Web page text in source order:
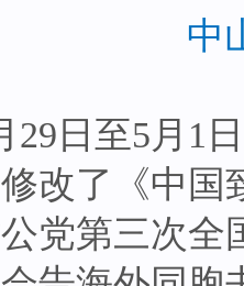
中
29日至5月1
改了《中国
公党第三次